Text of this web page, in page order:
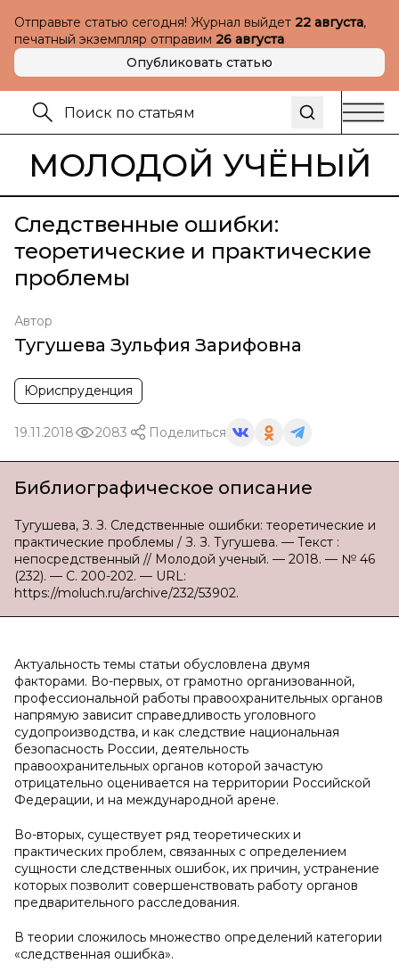
Отправьте статью сегодня! Журнал выйдет 22 августа,
печатный экземпляр отправим 26 августа
Опубликовать статью
МОЛОДОЙ УЧЁНЫЙ
Следственные ошибки:
теоретические и практические
проблемы
Автор
Тугушева Зульфия Зарифовна
Юриспруденция
19.11.2018 2083 Поделиться
Библиографическое описание
Тугушева, З. З. Следственные ошибки: теоретические и
практические проблемы / З. З. Тугушева. — Текст :
непосредственный // Молодой ученый. — 2018. — № 46
(232). — С. 200-202. — URL:
https://moluch.ru/archive/232/53902.
Актуальность темы статьи обусловлена двумя
факторами. Во-первых, от грамотно организованной,
профессиональной работы правоохранительных органов
напрямую зависит справедливость уголовного
судопроизводства, и как следствие национальная
безопасность России, деятельность
правоохранительных органов которой зачастую
отрицательно оценивается на территории Российской
Федерации, и на международной арене.
Во-вторых, существует ряд теоретических и
практических проблем, связанных с определением
сущности следственных ошибок, их причин, устранение
которых позволит совершенствовать работу органов
предварительного расследования.
В теории сложилось множество определений категории
«следственная ошибка».